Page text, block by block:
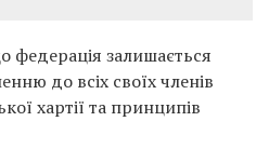
федерація залишається
до всіх своїх членів
хартії та принципів